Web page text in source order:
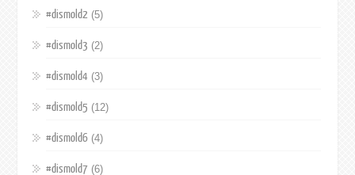
#dismold2 (5)
#dismold3 (2)
#dismold4(3)
#dismold5 (12)
#dismold6(4)
#dismold7(6)